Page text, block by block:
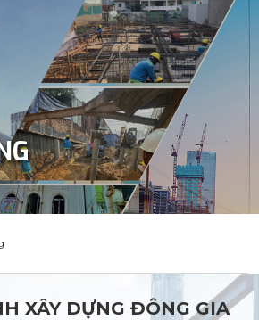
XÂY DỰNG ĐÔNG GIA